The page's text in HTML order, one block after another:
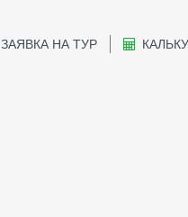
ЗАЯВКА НА ТУР